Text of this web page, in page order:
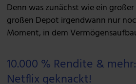
Denn was zunächst wie ein
großen Depot irgendwann nur
Moment, in dem
10.000 % Rendite &
Netflix geknackt!